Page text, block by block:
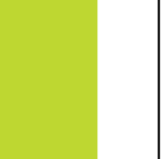
vid
vattentätt och
som möter aktuella
1017937) och